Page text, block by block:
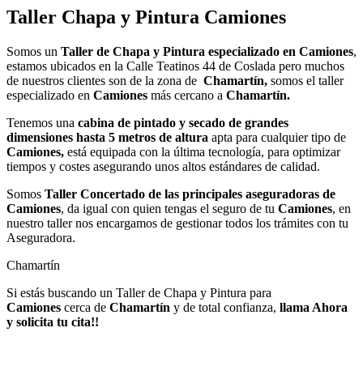
Taller Chapa y Pintura Camiones
Somos un Taller de Chapa y Pintura especializado en Camiones,
estamos ubicados en la Calle Teatinos 44 de Coslada pero muchos
de nuestros clientes son de la zona de Chamartín, somos el taller
especializado en Camiones más cercano a Chamartín.
Tenemos una cabina de pintado y secado de grandes
dimensiones hasta 5 metros de altura apta para cualquier tipo de
Camiones, está equipada con la última tecnología, para optimizar
tiempos y costes asegurando unos altos estándares de calidad.
Somos Taller Concertado de las principales aseguradoras de
Camiones, da igual con quien tengas el seguro de tu Camiones, en
nuestro taller nos encargamos de gestionar todos los trámites con tu
Aseguradora.
Chamartín
Si estás buscando un Taller de Chapa y Pintura para
Camiones cerca de Chamartín y de total confianza, llama Ahora
y solicita tu cita!!